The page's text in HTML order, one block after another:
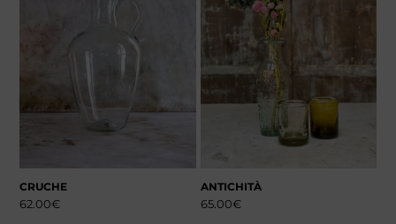
CRUCHE
62.00€
ANTICHITÀ
65.00€